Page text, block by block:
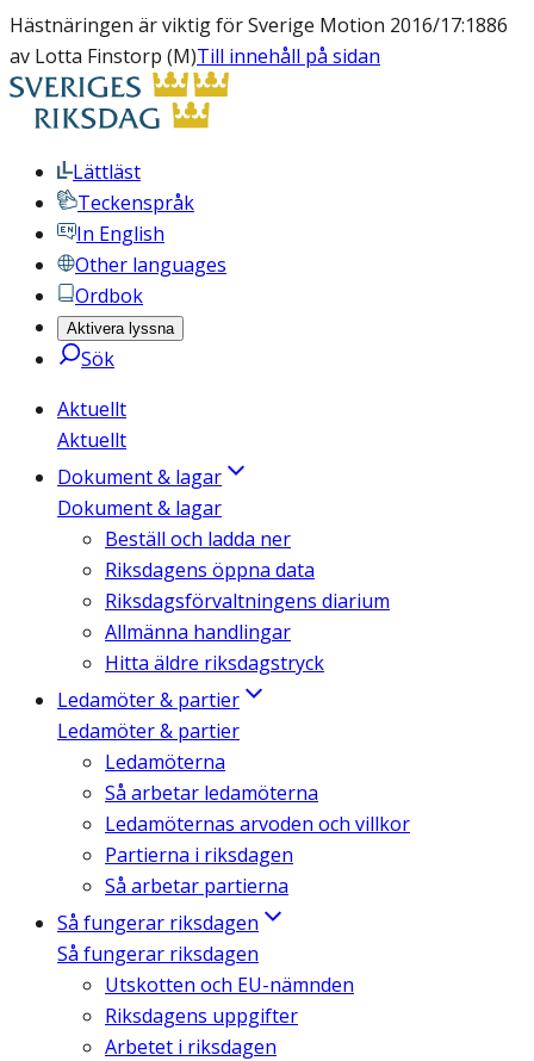
Hästnäringen är viktig för Sverige Motion 2016/17:1886
av Lotta Finstorp (M)Till innehåll på sidan
Lättläst
Teckenspråk
In English
Other languages
Ordbok
Aktivera lyssna
Sök
Aktuellt
Aktuellt
Dokument & lagar
Dokument & lagar
Beställ och ladda ner
Riksdagens öppna data
Riksdagsförvaltningens diarium
Allmänna handlingar
Hitta äldre riksdagstryck
Ledamöter & partier
Ledamöter & partier
Ledamöterna
Så arbetar ledamöterna
Ledamöternas arvoden och villkor
Partierna i riksdagen
Så arbetar partierna
Så fungerar riksdagen
Så fungerar riksdagen
Utskotten och EU-nämnden
Riksdagens uppgifter
Arbetet i riksdagen